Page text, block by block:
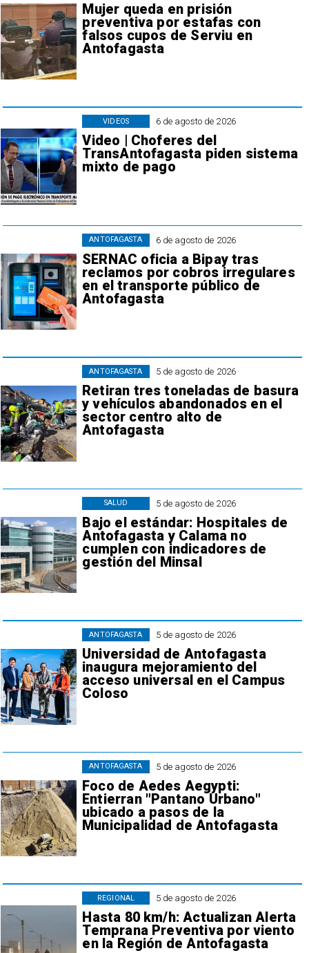
Mujer queda en prisión
preventiva por estafas con
falsos cupos de Serviu en
Antofagasta
6 de agosto de 2026
Video | Choferes del
TransAntofagasta piden sistema
mixto de pago
VIDEOS
6 de agosto de 2026
SERNAC oficia a Bipay tras
reclamos por cobros irregulares
en el transporte público de
Antofagasta
ANTOFAGASTA
5 de agosto de 2026
Retiran tres toneladas de basura
y vehículos abandonados en el
sector centro alto de
Antofagasta
ANTOFAGASTA
5 de agosto de 2026
Bajo el estándar: Hospitales de
Antofagasta y Calama no
cumplen con indicadores de
gestión del Minsal
SALUD
5 de agosto de 2026
Universidad de Antofagasta
inaugura mejoramiento del
acceso universal en el Campus
Coloso
ANTOFAGASTA
5 de agosto de 2026
Foco de Aedes Aegypti:
Entierran "Pantano Urbano"
ubicado a pasos de la
Municipalidad de Antofagasta
ANTOFAGASTA
5 de agosto de 2026
Hasta 80 km/h: Actualizan Alerta
Temprana Preventiva por viento
en la Región de Antofagasta
REGIONAL